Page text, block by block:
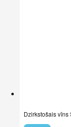
Dzirkstošais vīns